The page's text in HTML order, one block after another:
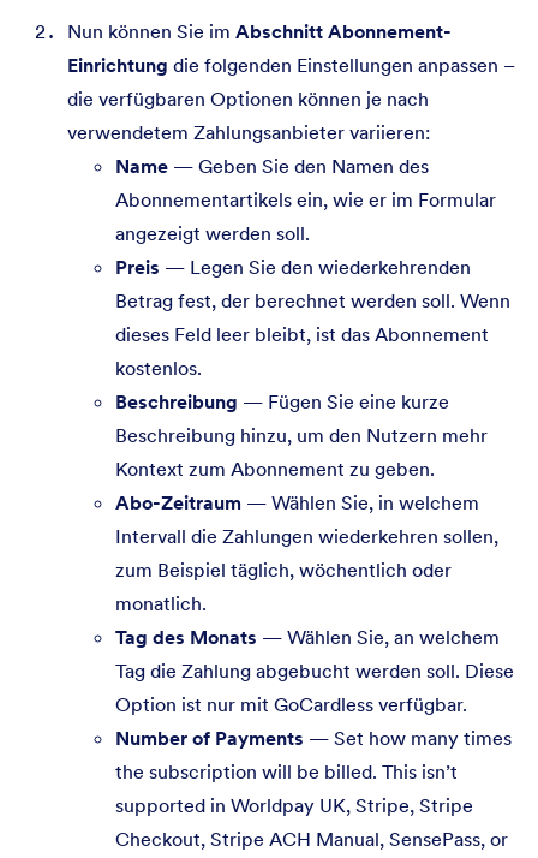
Nun können Sie im Abschnitt Abonnement-
Einrichtung die folgenden Einstellungen anpassen –
die verfügbaren Optionen können je nach
verwendetem Zahlungsanbieter variieren:
Name — Geben Sie den Namen des
Abonnementartikels ein, wie er im Formular
angezeigt werden soll.
Preis — Legen Sie den wiederkehrenden
Betrag fest, der berechnet werden soll. Wenn
dieses Feld leer bleibt, ist das Abonnement
kostenlos.
Beschreibung — Fügen Sie eine kurze
Beschreibung hinzu, um den Nutzern mehr
Kontext zum Abonnement zu geben.
Abo-Zeitraum — Wählen Sie, in welchem
Intervall die Zahlungen wiederkehren sollen,
zum Beispiel täglich, wöchentlich oder
monatlich.
Tag des Monats — Wählen Sie, an welchem
Tag die Zahlung abgebucht werden soll. Diese
Option ist nur mit GoCardless verfügbar.
Number of Payments — Set how many times
the subscription will be billed. This isn’t
supported in Worldpay UK, Stripe, Stripe
Checkout, Stripe ACH Manual, SensePass, or